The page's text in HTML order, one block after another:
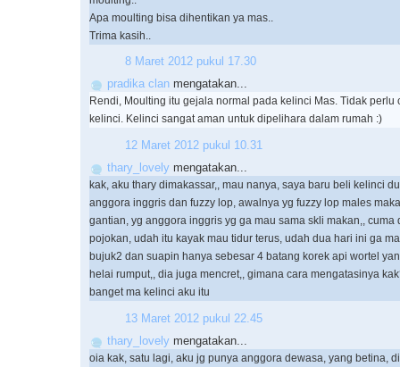
Apa moulting bisa dihentikan ya mas..
Trima kasih..
8 Maret 2012 pukul 17.30
pradika clan mengatakan...
Rendi, Moulting itu gejala normal pada kelinci Mas. Tidak perlu
kelinci. Kelinci sangat aman untuk dipelihara dalam rumah :)
12 Maret 2012 pukul 10.31
thary_lovely mengatakan...
kak, aku thary dimakassar,, mau nanya, saya baru beli kelinci
anggora inggris dan fuzzy lop, awalnya yg fuzzy lop males
gantian, yg anggora inggris yg ga mau sama skli makan,, cuma
pojokan, udah itu kayak mau tidur terus, udah dua hari ini ga
bujuk2 dan suapin hanya sebesar 4 batang korek api wortel
helai rumput,, dia juga mencret,, gimana cara mengatasinya
banget ma kelinci aku itu
13 Maret 2012 pukul 22.45
thary_lovely mengatakan...
oia kak, satu lagi, aku jg punya anggora dewasa, yang betina,